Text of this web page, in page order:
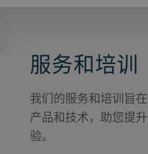
服务和培训
我们的服务和培训旨
产品和技术，助您提
验。